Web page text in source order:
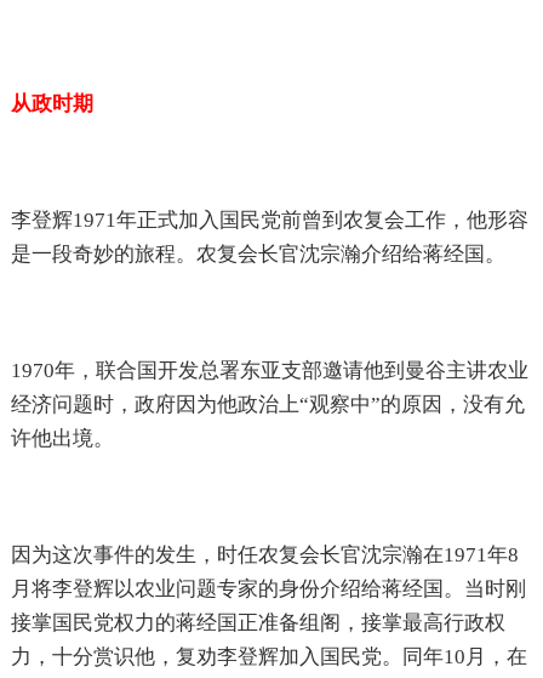
从政时期
李登辉1971年正式加入国民党前曾到农复会工作，他形容
是一段奇妙的旅程。农复会长官沈宗瀚介绍给蒋经国。
1970年，联合国开发总署东亚支部邀请他到曼谷主讲农业
经济问题时，政府因为他政治上“观察中”的原因，没有允
许他出境。
因为这次事件的发生，时任农复会长官沈宗瀚在1971年8
月将李登辉以农业问题专家的身份介绍给蒋经国。当时刚
接掌国民党权力的蒋经国正准备组阁，接掌最高行政权
力，十分赏识他，复劝李登辉加入国民党。同年10月，在